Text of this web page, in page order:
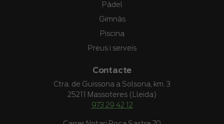
Pàdel
Gimnàs
Piscina
Preus i serveis
Contacte
Ctra. de Guissona a Solsona, km. 3
25211 Massoteres (Lleida)
973 29 42 12